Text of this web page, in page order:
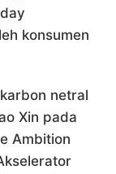
konsumen
netral
Xin pada
Ambition